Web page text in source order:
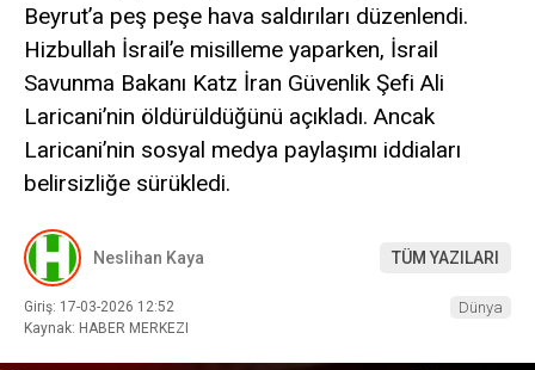
Beyrut’a peş peşe hava saldırıları düzenlendi.
Hizbullah İsrail’e misilleme yaparken, İsrail
Savunma Bakanı Katz İran Güvenlik Şefi Ali
Laricani’nin öldürüldüğünü açıkladı. Ancak
Laricani’nin sosyal medya paylaşımı iddiaları
belirsizliğe sürükledi.
Neslihan Kaya TÜM YAZILARI
Giriş: 17-03-2026 12:52
Kaynak: HABER MERKEZI
Dünya